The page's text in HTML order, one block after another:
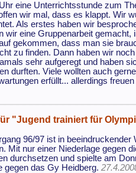
eine Unterrichtsstunde zum
wir mal, dass es klappt. Wir
Als erstes haben wir
wir eine Gruppenarbeit
gekommen, dass man sie
zu finden. Dann haben wir
sehr aufgeregt und haben
durften. Viele wollten auch
erfüllt... allerdings
"Jugend trainiert für
96/97 ist in
Mit nur einer Niederlage gegen
durchsetzen und spielte am
gegen das Gy Heidberg.